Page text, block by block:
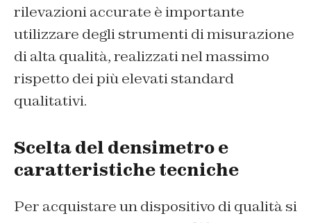
rilevazioni accurate è importante
utilizzare degli strumenti di misurazione
di alta qualità, realizzati nel massimo
rispetto dei più elevati standard
qualitativi.
Scelta del densimetro e
caratteristiche tecniche
Per acquistare un dispositivo di qualità si